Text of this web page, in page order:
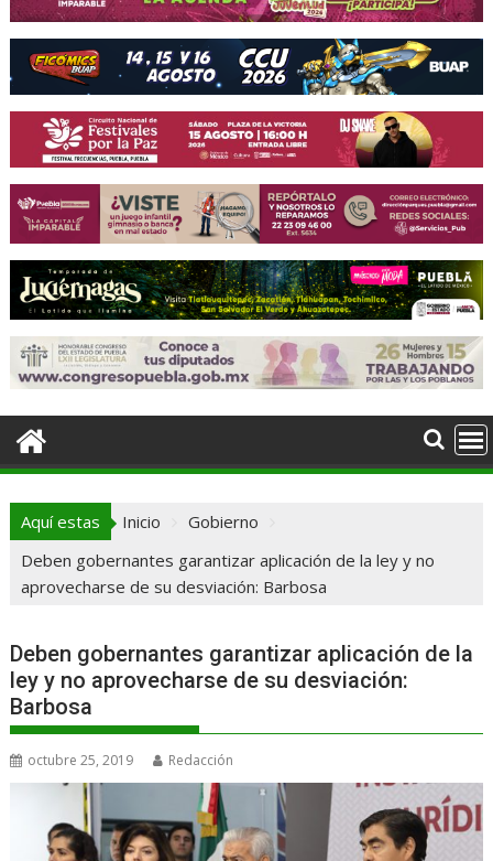
Aquí estas Inicio
Gobierno
Deben gobernantes garantizar aplicación de la ley y no
aprovecharse de su desviación: Barbosa
Deben gobernantes garantizar aplicación de la
ley y no aprovecharse de su desviación:
Barbosa
octubre 25, 2019 Redacción